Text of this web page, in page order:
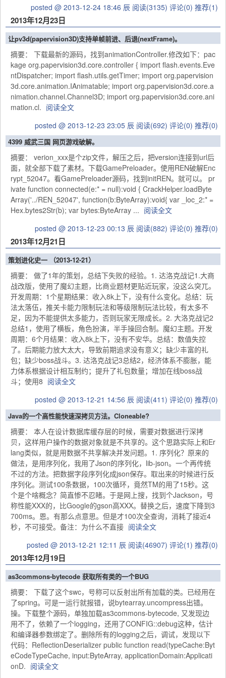
posted @ 2013-12-24 18:46 辰 阅读(3135) 评论(0) 推荐(1)
2013年12月23日
让pv3d(papervision3D)支持单帧前进、后退(nextFrame)。
摘要： 下载最新的源码，找到animationController.修改如下：pac
kage org.papervision3d.core.controller { import flash.events.Eve
ntDispatcher; import flash.utils.getTimer; import org.papervision
3d.core.animation.IAnimatable; import org.papervision3d.core.a
nimation.channel.Channel3D; import org.papervision3d.core.ani
mation.cl. 阅读全文
posted @ 2013-12-23 23:05 辰 阅读(692) 评论(0) 推荐(0)
4399 威武三国 网页游戏破解。
摘要： verion_xxx是个zip文件，解压之后，把version连接到url后
面，就全部下载了素材。下载GamePreloader。使用REN破解Enc
rypt_52047。看GamePreloader源码，找到initREN。就可以。 pr
ivate function connected(e:* = null):void { CrackHelper.loadByte
Array('../REN_52047', function(b:ByteArray):void{ var _loc_2:* =
Hex.bytes2Str(b); var bytes:ByteArray ... 阅读全文
posted @ 2013-12-23 00:13 辰 阅读(882) 评论(0) 推荐(0)
2013年12月21日
策划进化史一 （2013-12-21）
摘要： 做了1年的策划，总结下失败的经验。1. 达洛克战记1.大商
战改版，使用了魔幻主题，比商业题材更贴近玩家，没这么突兀。
开发周期：1个星期结果：收入8k上下，没有什么变化。总结：玩
法太落伍，推关卡能力限制玩法和等级限制玩法比较，有太多不
足，因为不能提供太多能力，否则玩家无限成长。2. 大洛克战记2
总结1，使用了横板，角色扮演，半手操回合制。魔幻主题。开发
周期：6个月结果：收入8k上下，没有不安华。总结：数值失控
了。后期能力放大太大，导致前期追求没有意义；缺少丰富的礼
包；缺少boss战斗。3. 达洛克战记3总结2，经济体系不膨胀，能
力体系根据设计相互制约；提升了礼包数量；增加在线boss战
斗；使用8 阅读全文
posted @ 2013-12-21 14:56 辰 阅读(411) 评论(0) 推荐(0)
Java的一个高性能快速深拷贝方法。Cloneable?
摘要： 本人在设计数据库缓存层的时候，需要对数据进行深拷
贝，这样用户操作的数据对象就是不共享的。这个思路实际上和Er
lang类似，就是用数据不共享解决并发问题。1. 序列化？原来的
做法，是用序列化，我用了Json的序列化，lib-json。一个再传统
不过的方法。把数据字段序列化成json保存。取出来的时候进行反
序列化。测试100条数据，100次循环，竟然TM的用了15秒。这
个是个啥概念？简直惨不忍睹。于是网上搜，找到个Jackson，号
称性能XXX的，比Google的gson高XXX。替换之后，速度下降到3
700ms。恩。有那么点意思。但是才100次全查询，消耗了接近4
秒，不可接受。备注：为什么不直接 阅读全文
posted @ 2013-12-21 12:11 辰 阅读(46907) 评论(1) 推荐(0)
2013年12月19日
as3commons-bytecode 获取所有类的一个BUG
摘要： 下载了这个swc，号称可以反射出所有加载的类。已经用在
了spring。可是一运行就报错，说bytearray.uncompress出错。
操。下载整个源码，单独加载as3commons-bytecode, 又发现边
用不了，依赖了一个logging，还用了CONFIG::debug这种，估计
和编译器参数绑定了。删除所有的logging之后，调试，发现以下
代码：ReflectionDeserializer public function read(typeCache:Byt
eCodeTypeCache, input:ByteArray, applicationDomain:Applicati
onD. 阅读全文